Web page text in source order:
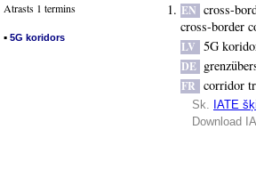
Atrasts 1 termins
▪ 5G koridors
EN cross-
cross-border
LV 5G
DE
FR corridor
Sk. IATE
Download